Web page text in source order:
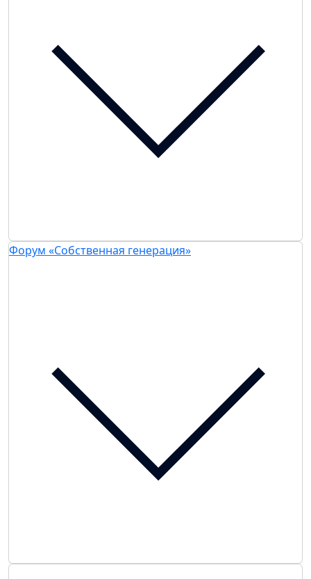
Форум «Собственная генерация»